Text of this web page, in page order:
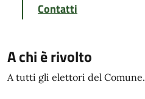
Contatti
A chi è rivolto
A tutti gli elettori del Comune.